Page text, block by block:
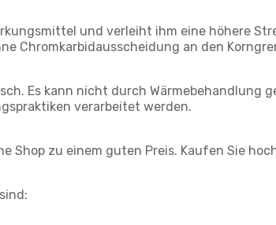
und verleiht ihm eine höhere
Chromkarbidausscheidung an den
Es kann nicht durch
verarbeitet werden.
Shop zu einem guten Preis. Kaufen Sie